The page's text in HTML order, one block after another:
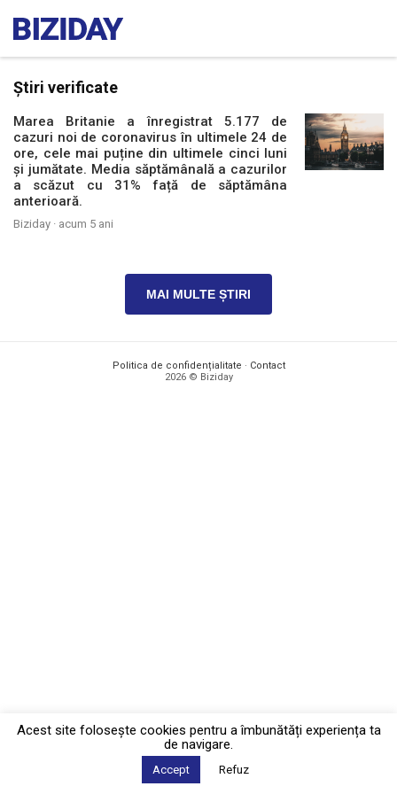
Știri verificate
Marea Britanie a înregistrat 5.177 de
cazuri noi de coronavirus în ultimele 24 de
ore, cele mai puține din ultimele cinci luni
și jumătate. Media săptămânală a cazurilor
a scăzut cu 31% față de săptămâna
anterioară.
Biziday · acum 5 ani
MAI MULTE ȘTIRI
Politica de confidențialitate · Contact
2026 © Biziday
Acest site foloseşte cookies pentru a îmbunătăți experiența ta
de navigare.
Accept Refuz